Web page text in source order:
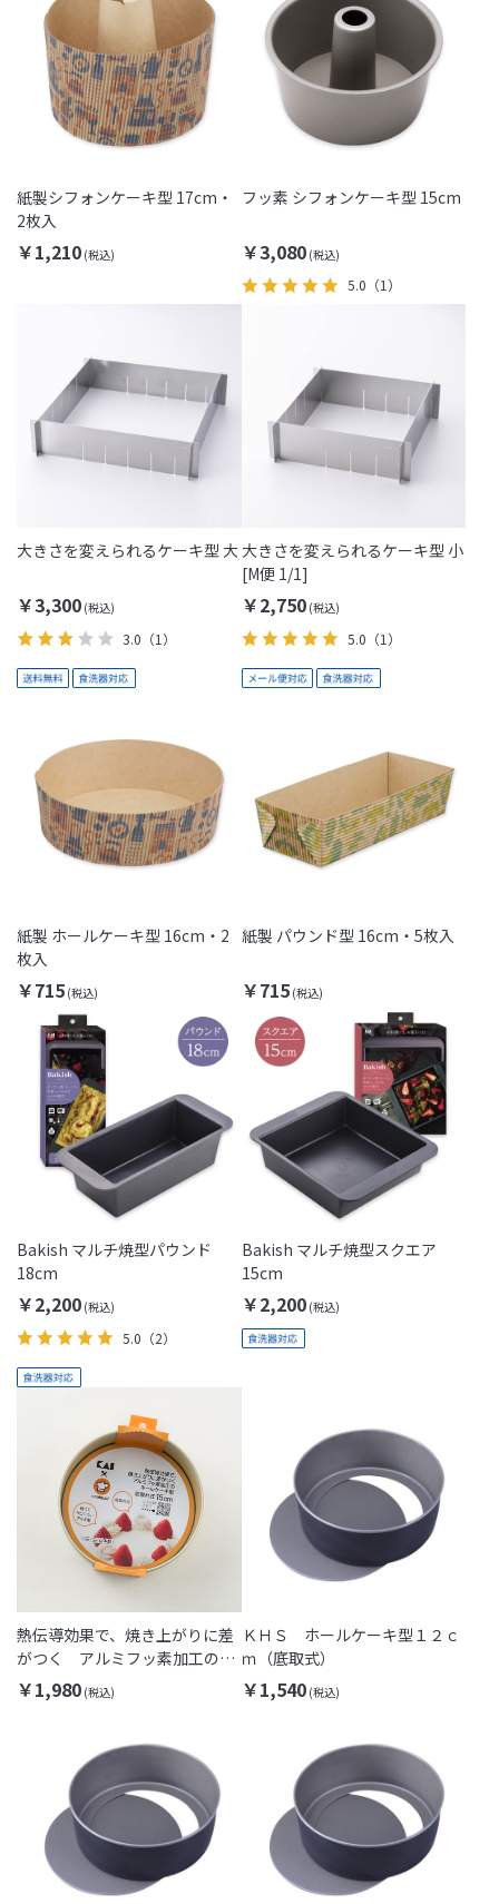
紙製シフォンケーキ型 17cm・
2枚入
￥1,210
フッ素 シフォンケーキ型 15cm
￥3,080
5.0 （1）
大きさを変えられるケーキ型 大
￥3,300
3.0 （1）
大きさを変えられるケーキ型 小
[M便 1/1]
￥2,750
5.0 （1）
紙製 ホールケーキ型 16cm・2
枚入
￥715
紙製 パウンド型 16cm・5枚入
￥715
Bakish マルチ焼型パウンド
18cm
￥2,200
5.0 （2）
Bakish マルチ焼型スクエア
15cm
￥2,200
熱伝導効果で、焼き上がりに差
がつく アルミフッ素加工のホ
ールケーキ型 底取れ式 15cm
￥1,980
ＫＨＳ ホールケーキ型１２ｃ
ｍ（底取式）
￥1,540